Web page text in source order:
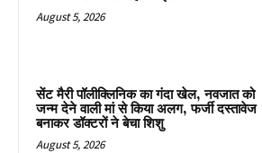
August 5, 2026
सेंट मैरी पॉलीक्लिनिक का गंदा खेल, नवजात को
जन्म देने वाली मां से किया अलग, फर्जी दस्तावेज
बनाकर डॉक्टरों ने बेचा शिशु
August 5, 2026